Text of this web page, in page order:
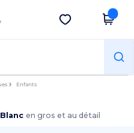
Obtenir l'appli
Enfants
Blancen gros et au détail